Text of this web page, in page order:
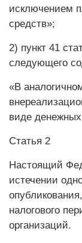
исключением
средств»;
2) пункт 41
следующего
«В
виде
Статья 2
Настоящий
истечении
налогового
организаций.